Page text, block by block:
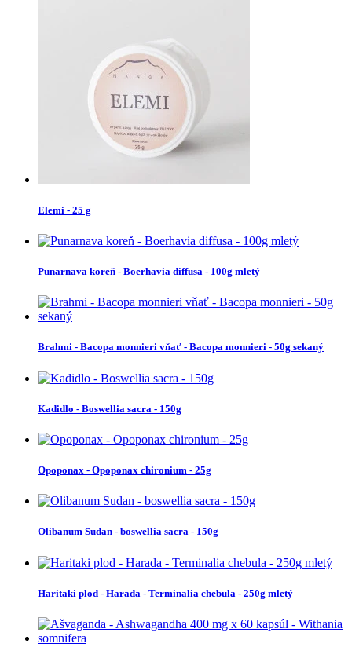
Elemi - 25 g
Punarnava koreň - Boerhavia diffusa - 100g mletý
Brahmi - Bacopa monnieri vňať - Bacopa monnieri - 50g sekaný
Kadidlo - Boswellia sacra - 150g
Opoponax - Opoponax chironium - 25g
Olibanum Sudan - boswellia sacra - 150g
Haritaki plod - Harada - Terminalia chebula - 250g mletý